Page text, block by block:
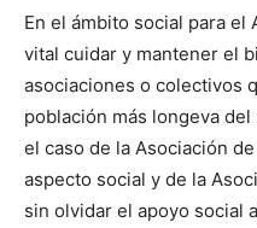
En el ámbito social para el
vital cuidar y mantener el
asociaciones o colectivos
población más longeva
el caso de la Asociación
aspecto social y de la
sin olvidar el apoyo social